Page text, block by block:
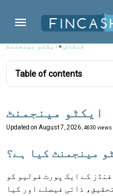
فنکاش»ایکٹو مینجمنٹ
Table of contents
ایکٹو مینجمنٹ
Updated on August 7, 2026 , 4630 views
مینجمنٹ کیا ہے؟
فنڈز کے ایک پورٹ فولیو کو
ذاتی فیصلے اور کیا